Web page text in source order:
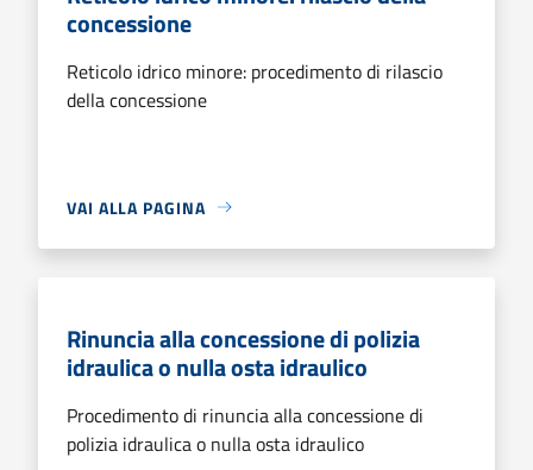
concessione
Reticolo idrico minore: procedimento di rilascio
della concessione
VAI ALLA PAGINA
Rinuncia alla concessione di polizia
idraulica o nulla osta idraulico
Procedimento di rinuncia alla concessione di
polizia idraulica o nulla osta idraulico